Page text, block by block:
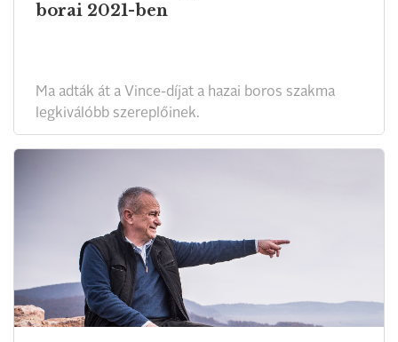
borai 2021-ben
Ma adták át a Vince-díjat a hazai boros szakma
legkiválóbb szereplőinek.